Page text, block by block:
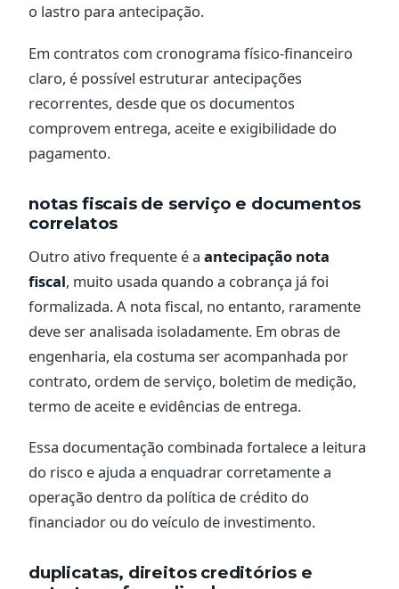
o lastro para antecipação.
Em contratos com cronograma físico-financeiro
claro, é possível estruturar antecipações
recorrentes, desde que os documentos
comprovem entrega, aceite e exigibilidade do
pagamento.
notas fiscais de serviço e documentos
correlatos
Outro ativo frequente é a antecipação nota
fiscal, muito usada quando a cobrança já foi
formalizada. A nota fiscal, no entanto, raramente
deve ser analisada isoladamente. Em obras de
engenharia, ela costuma ser acompanhada por
contrato, ordem de serviço, boletim de medição,
termo de aceite e evidências de entrega.
Essa documentação combinada fortalece a leitura
do risco e ajuda a enquadrar corretamente a
operação dentro da política de crédito do
financiador ou do veículo de investimento.
duplicatas, direitos creditórios e